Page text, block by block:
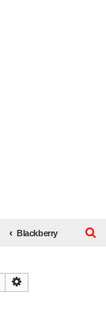
Blackberry
Rechercher